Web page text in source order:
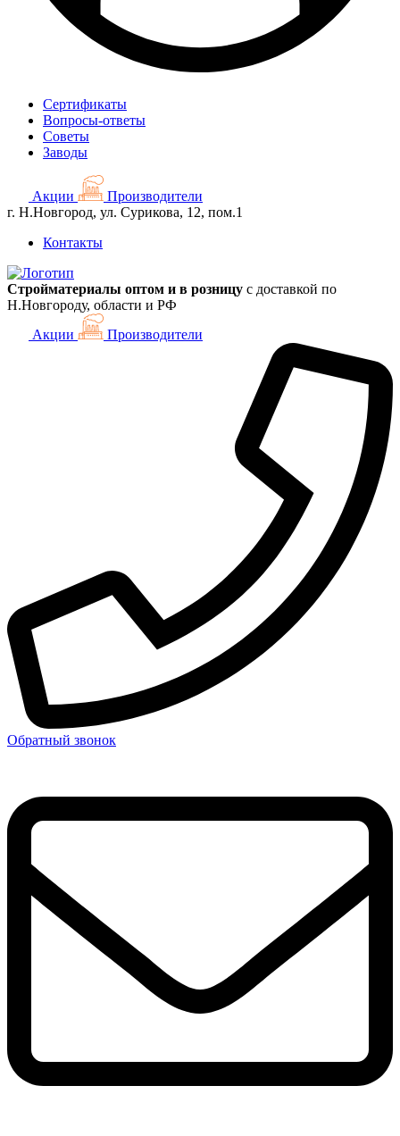
Сертификаты
Вопросы-ответы
Советы
Заводы
Акции
Производители
г. Н.Новгород, ул. Сурикова, 12, пом.1
Контакты
Стройматериалы оптом и в розницу с доставкой по
Н.Новгороду, области и РФ
Акции
Производители
Обратный звонок